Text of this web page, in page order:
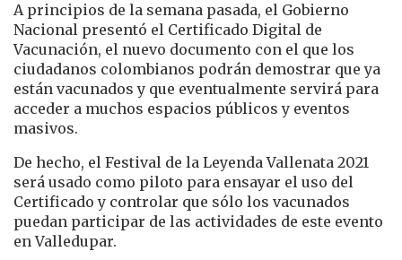
A principios de la semana pasada, el Gobierno
Nacional presentó el Certificado Digital de
Vacunación, el nuevo documento con el que los
ciudadanos colombianos podrán demostrar que ya
están vacunados y que eventualmente servirá para
acceder a muchos espacios públicos y eventos
masivos.
De hecho, el Festival de la Leyenda Vallenata 2021
será usado como piloto para ensayar el uso del
Certificado y controlar que sólo los vacunados
puedan participar de las actividades de este evento
en Valledupar.